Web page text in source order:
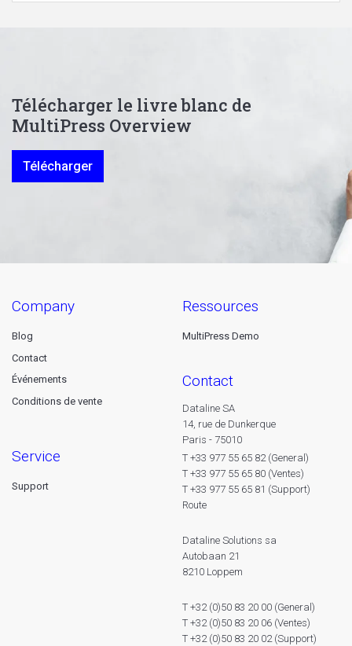
Télécharger le livre blanc de
MultiPress Overview
Télécharger
company
Blog
Contact
Événements
Conditions de vente
service
Support
ressources
MultiPress Demo
contact
Dataline SA
14, rue de Dunkerque
Paris - 75010
T +33 977 55 65 82 (General)
T +33 977 55 65 80 (Ventes)
T +33 977 55 65 81 (Support)
Route
Dataline Solutions sa
Autobaan 21
8210 Loppem
T +32 (0)50 83 20 00 (General)
T +32 (0)50 83 20 06 (Ventes)
T +32 (0)50 83 20 02 (Support)